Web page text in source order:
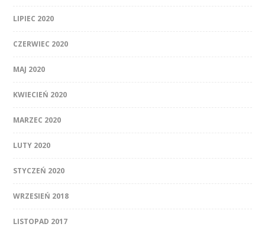
LIPIEC 2020
CZERWIEC 2020
MAJ 2020
KWIECIEŃ 2020
MARZEC 2020
LUTY 2020
STYCZEŃ 2020
WRZESIEŃ 2018
LISTOPAD 2017